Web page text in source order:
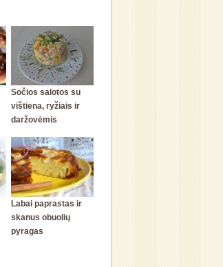
Sočios salotos su
vištiena, ryžiais ir
daržovėmis
Labai paprastas ir
skanus obuolių
pyragas